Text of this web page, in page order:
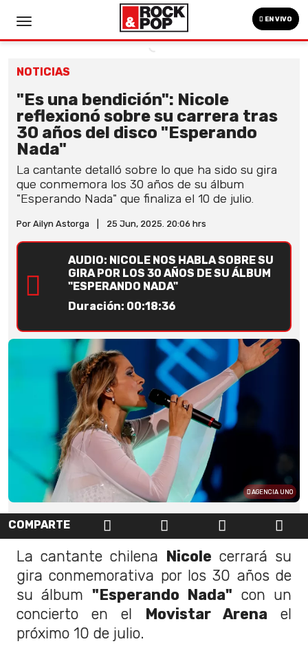
EN VIVO
NOTICIAS
"Es una bendición": Nicole
reflexionó sobre su carrera tras
30 años del disco "Esperando
Nada"
La cantante detalló sobre lo que ha sido su gira
que conmemora los 30 años de su álbum
"Esperando Nada" que finaliza el 10 de julio.
Por Ailyn Astorga 25 Jun, 2025. 20:06 hrs
AUDIO: NICOLE NOS HABLA SOBRE SU
GIRA POR LOS 30 AÑOS DE SU ÁLBUM
"ESPERANDO NADA"
Duración: 00:18:36
AGENCIA UNO
COMPARTE
La cantante chilena Nicole cerrará su
gira conmemorativa por los 30 años de
su álbum "Esperando Nada" con un
concierto en el Movistar Arena el
próximo 10 de julio.